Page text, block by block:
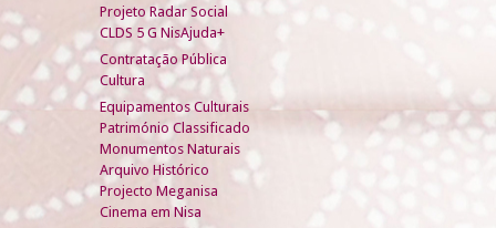
Projeto Radar Social
CLDS 5 G NisAjuda+
Contratação Pública
Cultura
Equipamentos Culturais
Património Classificado
Monumentos Naturais
Arquivo Histórico
Projecto Meganisa
Cinema em Nisa